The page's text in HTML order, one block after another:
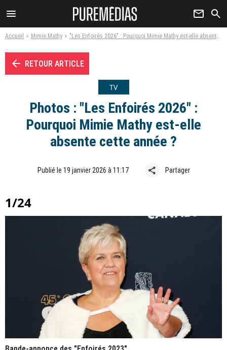
menu newsletter search
Accueil Mimie Mathy "Les Enfoirés 2026" : Pourquoi Mimie Mathy est-elle absente cette année ?
arrow_left RETOUR ARTICLE
TV
Photos : "Les Enfoirés 2026" :
Pourquoi Mimie Mathy est-elle
absente cette année ?
Publié le 19 janvier 2026 à 11:17 share Partager
1/24